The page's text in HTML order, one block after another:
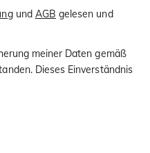
und AGB gelesen und
meiner Daten gemäß
Dieses Einverständnis